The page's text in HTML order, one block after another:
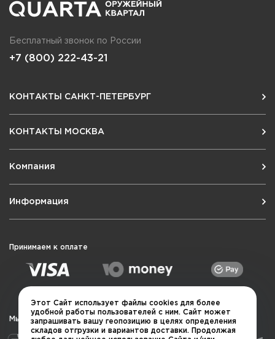
Бесплатный звонок по России
+7 (800) 222-43-21
КОНТАКТЫ САНКТ-ПЕТЕРБУРГ
КОНТАКТЫ МОСКВА
Компания
Информация
Принимаем к оплате
Мы в социальных сетях
Этот Сайт использует файлы cookies для более
удобной работы пользователей с ним. Сайт может
запрашивать вашу геопозицию в целях определения
складов отгрузки и вариантов доставки. Продолжая